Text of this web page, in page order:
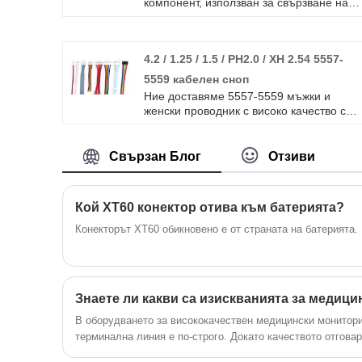
компонент, използван за свързване на
4.2 / 1.25 / 1.5 / PH2.0 / XH 2.54 5557-
5559 кабелен сноп
Ние доставяме 5557-5559 мъжки и
женски проводник с високо качество с
кабелни снопове и конектори в
продължение на 10 години, обхващайки
по -голямата част от пазара в Азия,
ваши дългосрочни партньори в Китай.
Свързан Блог Отзиви
Кой XT60 конектор отива към батерията?
Конекторът XT60 обикновено е от страната на батерията.
Знаете ли какви са изискванията за
В оборудването за висококачествен медицински
терминална линия е по-строго. Докато качеството